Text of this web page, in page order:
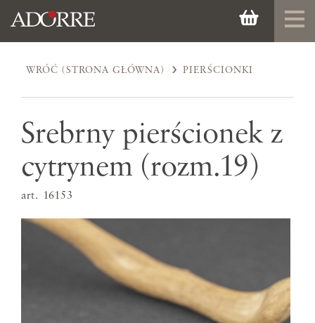
WRÓĆ (STRONA GŁÓWNA) PIERŚCIONKI
Srebrny pierścionek z
cytrynem (rozm.19)
art. 16153